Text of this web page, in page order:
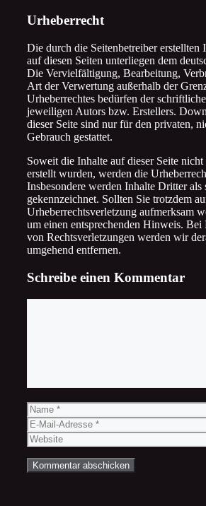
Urheberrecht
Die durch die Seitenbetreiber erstellten
auf diesen Seiten unterliegen dem
Die Vervielfältigung, Bearbeitung,
Art der Verwertung außerhalb der
Urheberrechtes bedürfen der
jeweiligen Autors bzw. Erstellers.
dieser Seite sind nur für den privaten,
Gebrauch gestattet.
Soweit die Inhalte auf dieser Seite
erstellt wurden, werden die
Insbesondere werden Inhalte Dritter als
gekennzeichnet. Sollten Sie trotzdem
Urheberrechtsverletzung aufmerksam
um einen entsprechenden Hinweis. Bei
von Rechtsverletzungen werden wir
umgehend entfernen.
Schreibe einen Kommentar
Name